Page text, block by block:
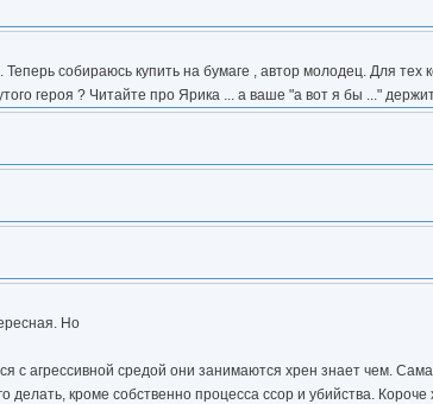
собираюсь купить на бумаге , автор молодец. Для тех
героя ? Читайте про Ярика ... а ваше "а вот я бы ..."
Но
с агрессивной средой они занимаются хрен знает чем.
кроме собственно процесса ссор и убийства. Короче